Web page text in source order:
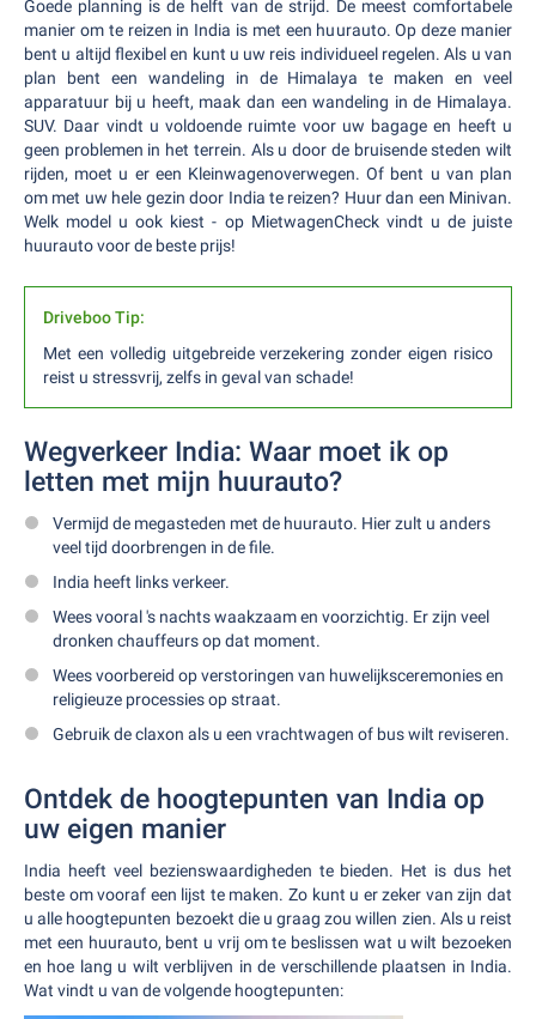
Goede planning is de helft van de strijd. De meest comfortabele
manier om te reizen in India is met een huurauto. Op deze manier
bent u altijd flexibel en kunt u uw reis individueel regelen. Als u van
plan bent een wandeling in de Himalaya te maken en veel
apparatuur bij u heeft, maak dan een wandeling in de Himalaya.
SUV. Daar vindt u voldoende ruimte voor uw bagage en heeft u
geen problemen in het terrein. Als u door de bruisende steden wilt
rijden, moet u er een Kleinwagenoverwegen. Of bent u van plan
om met uw hele gezin door India te reizen? Huur dan een Minivan.
Welk model u ook kiest - op MietwagenCheck vindt u de juiste
huurauto voor de beste prijs!
Driveboo Tip:
Met een volledig uitgebreide verzekering zonder eigen risico
reist u stressvrij, zelfs in geval van schade!
Wegverkeer India: Waar moet ik op
letten met mijn huurauto?
Vermijd de megasteden met de huurauto. Hier zult u anders
veel tijd doorbrengen in de file.
India heeft links verkeer.
Wees vooral 's nachts waakzaam en voorzichtig. Er zijn veel
dronken chauffeurs op dat moment.
Wees voorbereid op verstoringen van huwelijksceremonies en
religieuze processies op straat.
Gebruik de claxon als u een vrachtwagen of bus wilt reviseren.
Ontdek de hoogtepunten van India op
uw eigen manier
India heeft veel bezienswaardigheden te bieden. Het is dus het
beste om vooraf een lijst te maken. Zo kunt u er zeker van zijn dat
u alle hoogtepunten bezoekt die u graag zou willen zien. Als u reist
met een huurauto, bent u vrij om te beslissen wat u wilt bezoeken
en hoe lang u wilt verblijven in de verschillende plaatsen in India.
Wat vindt u van de volgende hoogtepunten: